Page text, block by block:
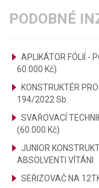
PODOBNÉ
APLIKÁTOR FÓLIÍ -
60.000 Kč)
KONSTRUKTÉR
194/2022 Sb.
SVAŘOVACÍ
(60.000 Kč)
JUNIOR
ABSOLVENTI VÍTÁNI
SEŘIZOVAČ NA